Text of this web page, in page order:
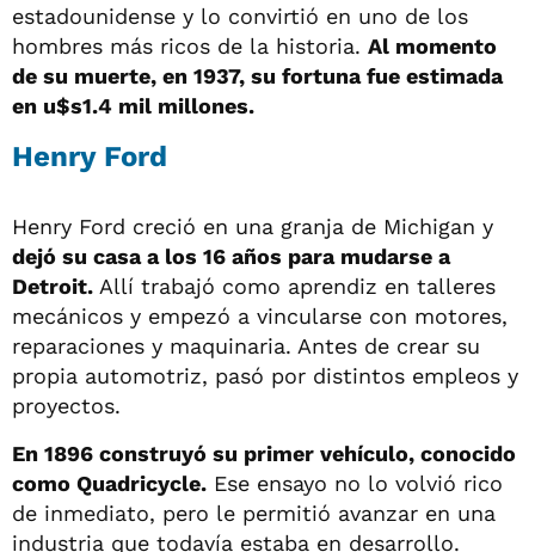
estadounidense y lo convirtió en uno de los
hombres más ricos de la historia. Al momento
de su muerte, en 1937, su fortuna fue estimada
en u$s1.4 mil millones.
Henry Ford
Henry Ford creció en una granja de Michigan y
dejó su casa a los 16 años para mudarse a
Detroit. Allí trabajó como aprendiz en talleres
mecánicos y empezó a vincularse con motores,
reparaciones y maquinaria. Antes de crear su
propia automotriz, pasó por distintos empleos y
proyectos.
En 1896 construyó su primer vehículo, conocido
como Quadricycle. Ese ensayo no lo volvió rico
de inmediato, pero le permitió avanzar en una
industria que todavía estaba en desarrollo.